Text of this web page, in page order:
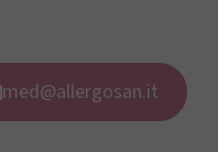
med@allergosan.it